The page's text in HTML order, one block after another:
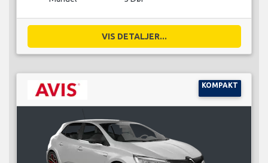
VIS DETALJER...
KOMPAKT